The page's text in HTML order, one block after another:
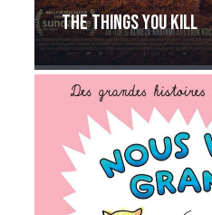
The things you kill